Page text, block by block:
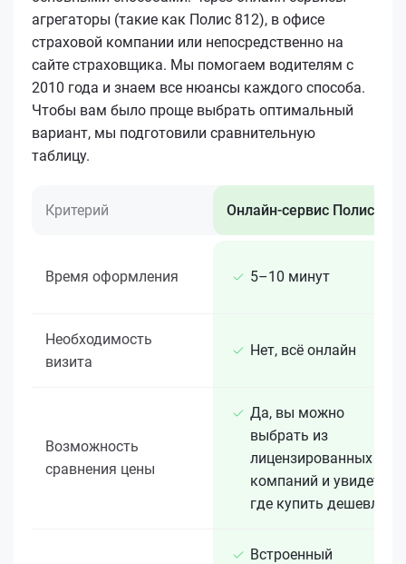
агрегаторы (такие как Полис 812), в офисе
страховой компании или непосредственно на
сайте страховщика. Мы помогаем водителям с
2010 года и знаем все нюансы каждого способа.
Чтобы вам было проще выбрать оптимальный
вариант, мы подготовили сравнительную
таблицу.
Критерий Онлайн-сервис Полис 812
Время оформления 5–10 минут
Необходимость
визита
Нет, всё онлайн
Возможность
сравнения цены
Да, вы можно
выбрать из
лицензированных 15+
компаний и увидеть,
где купить дешевле
Встроенный